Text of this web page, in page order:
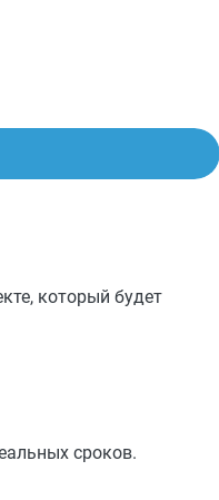
который будет
сроков.